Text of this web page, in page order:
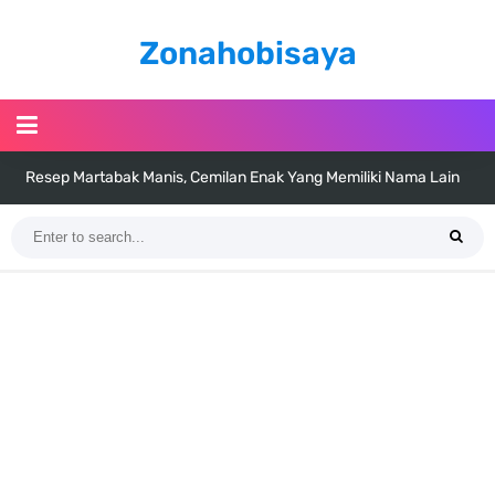
Zonahobisaya
Resep Martabak Manis, Cemilan Enak Yang Memiliki Nama Lain